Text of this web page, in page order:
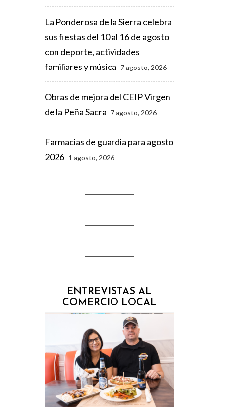
La Ponderosa de la Sierra celebra
sus fiestas del 10 al 16 de agosto
con deporte, actividades
familiares y música 7 agosto, 2026
Obras de mejora del CEIP Virgen
de la Peña Sacra 7 agosto, 2026
Farmacias de guardia para agosto
2026 1 agosto, 2026
ENTREVISTAS AL
COMERCIO LOCAL